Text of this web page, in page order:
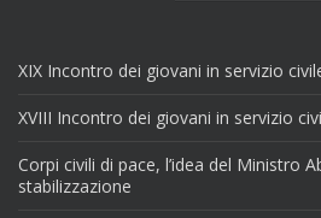
XIX Incontro dei giovani in servizio
XVIII Incontro dei giovani in servizio
Corpi civili di pace, l’idea del Ministro
stabilizzazione